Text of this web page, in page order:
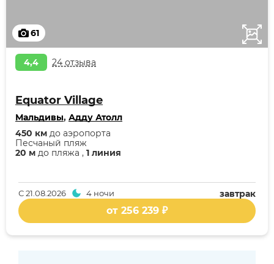
61
4,4 24 отзыва
Equator Village
Мальдивы, Адду Атолл
20 м до пляжа , 1 линия
Песчаный пляж
450 км до аэропорта
завтрак
С21.08.2026 4 ночи
от 256 239 ₽